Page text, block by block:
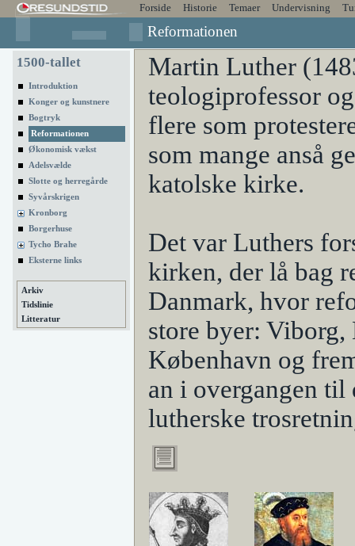
Forside Historie Temaer Undervisning
Reformationen
1500-tallet
Introduktion
Konger og kunstnere
Bogtryk
Reformationen
Økonomisk vækst
Adelsvælde
Slotte og herregårde
Syvårskrigen
Kronborg
Borgerhuse
Tycho Brahe
Eksterne links
Arkiv
Tidslinie
Litteratur
Martin Luther
teologiprofessor
flere som
som mange anså
katolske kirke.
Det var Luthers
kirken, der lå bag
Danmark, hvor
store byer: Viborg,
København og
an i overgangen til
lutherske